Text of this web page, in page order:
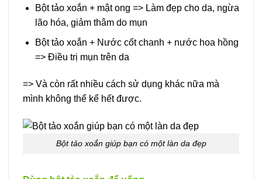
Bột tảo xoắn + mật ong => Làm đẹp cho da, ngừa
lão hóa, giảm thâm do mụn
Bột tảo xoắn + Nước cốt chanh + nước hoa hồng
=> Điều trị mụn trên da
=> Và còn rất nhiều cách sử dụng khác nữa mà
mình không thể kể hết được.
Bột tảo xoắn giúp bạn có một làn da đẹp